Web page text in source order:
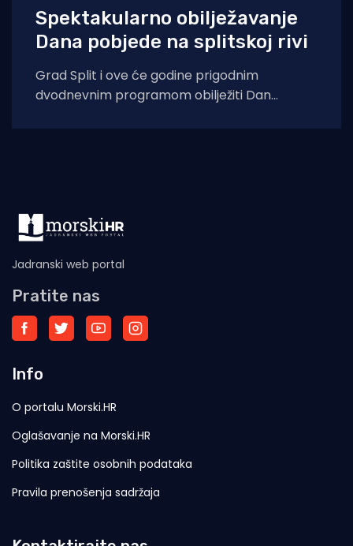
Spektakularno obilježavanje
Dana pobjede na splitskoj rivi
Grad Split i ove će godine prigodnim
dvodnevnim programom obilježiti Dan
Jadranski web portal
Pratite nas
Info
O portalu Morski.HR
Oglašavanje na Morski.HR
Politika zaštite osobnih podataka
Pravila prenošenja sadržaja